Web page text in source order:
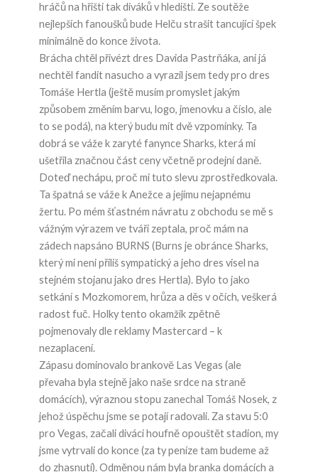
hráčů na hřišti tak diváků v hledišti. Ze soutěže
nejlepších fanoušků bude Helču strašit tancující špek
minimálně do konce života.
Brácha chtěl přivézt dres Davida Pastrňáka, ani já
nechtěl fandit nasucho a vyrazil jsem tedy pro dres
Tomáše Hertla (ještě musím promyslet jakým
způsobem změním barvu, logo, jmenovku a číslo, ale
to se podá), na který budu mít dvě vzpomínky. Ta
dobrá se váže k zaryté fanynce Sharks, která mi
ušetřila značnou část ceny včetně prodejní daně.
Doteď nechápu, proč mi tuto slevu zprostředkovala.
Ta špatná se váže k Anežce a jejímu nejapnému
žertu. Po mém šťastném návratu z obchodu se mě s
vážným výrazem ve tváři zeptala, proč mám na
zádech napsáno BURNS (Burns je obránce Sharks,
který mi neni přiliš sympatický a jeho dres visel na
stejném stojanu jako dres Hertla). Bylo to jako
setkání s Mozkomorem, hrůza a děs v očích, veškerá
radost fuč. Holky tento okamžik zpětně
pojmenovaly dle reklamy Mastercard – k
nezaplacení.
Zápasu dominovalo brankově Las Vegas (ale
převaha byla stejně jako naše srdce na straně
domácích), výraznou stopu zanechal Tomáš Nosek, z
jehož úspěchu jsme se potají radovali. Za stavu 5:0
pro Vegas, začali diváci houfně opouštět stadion, my
jsme vytrvali do konce (za ty peníze tam budeme až
do zhasnutí). Odměnou nám byla branka domácích a